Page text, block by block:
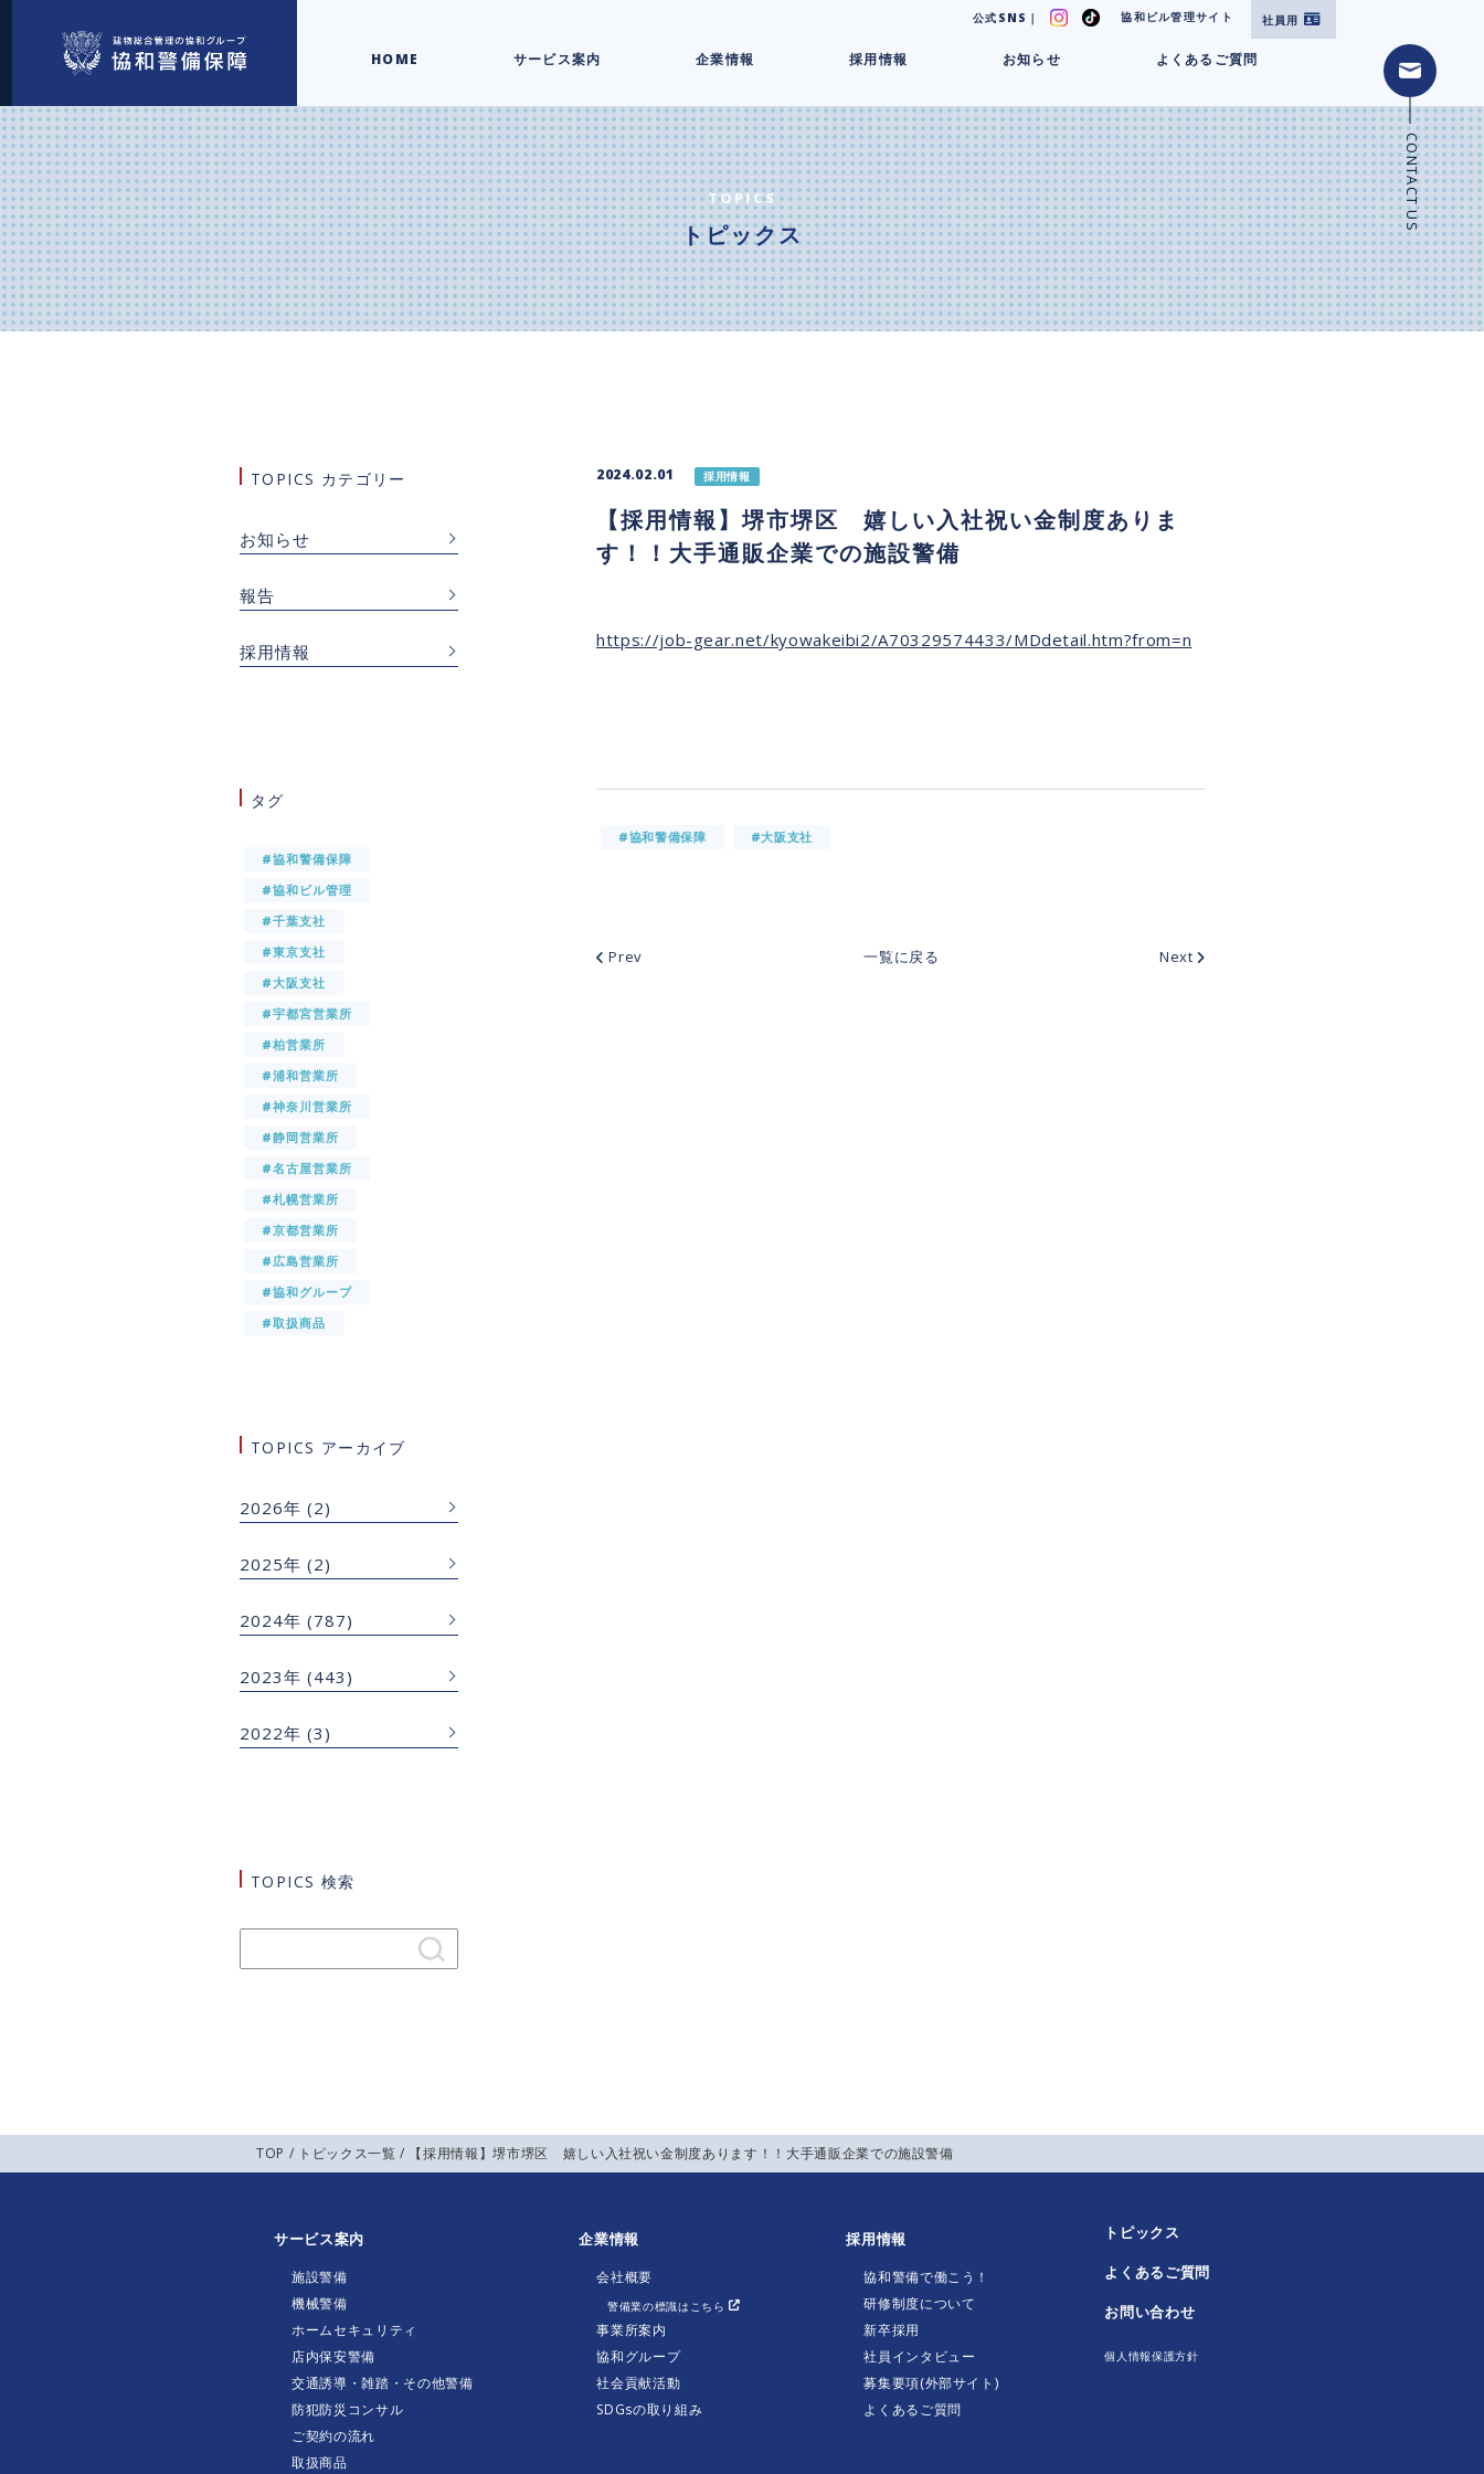
公式SNS｜ 協和ビル管理サイト 社員用
ツ
へ
ス
キ
ッ
プ
HOME サービス案内 企業情報 採用情報 お知らせ よくあるご質問
TOPICS
トピックス
TOPICS カテゴリー
お知らせ
報告
採用情報
タグ
#協和警備保障
#協和ビル管理
#千葉支社
#東京支社
#大阪支社
#宇都宮営業所
#柏営業所
#浦和営業所
#神奈川営業所
#静岡営業所
#名古屋営業所
#札幌営業所
#京都営業所
#広島営業所
#協和グループ
#取扱商品
TOPICS アーカイブ
2026年 (2)
2025年 (2)
2024年 (787)
2023年 (443)
2022年 (3)
TOPICS 検索
2024.02.01 採用情報
【採用情報】堺市堺区 嬉しい入社祝い金制度ありま
す！！大手通販企業での施設警備
https://job-gear.net/kyowakeibi2/A70329574433/MDdetail.htm?from=n
#協和警備保障 #大阪支社
Prev 一覧に戻る Next
TOP / トピックス一覧 / 【採用情報】堺市堺区 嬉しい入社祝い金制度あります！！大手通販企業での施設警備
サービス案内
施設警備
機械警備
ホームセキュリティ
店内保安警備
交通誘導・雑踏・その他警備
防犯防災コンサル
ご契約の流れ
取扱商品
企業情報
会社概要
警備業の標識はこちら
事業所案内
協和グループ
社会貢献活動
SDGsの取り組み
採用情報
協和警備で働こう！
研修制度について
新卒採用
社員インタビュー
募集要項(外部サイト)
よくあるご質問
トピックス
よくあるご質問
お問い合わせ
個人情報保護方針